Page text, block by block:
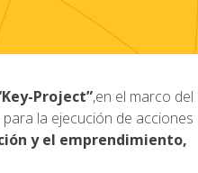
Project”,en el marco del
la ejecución de acciones
y el emprendimiento,